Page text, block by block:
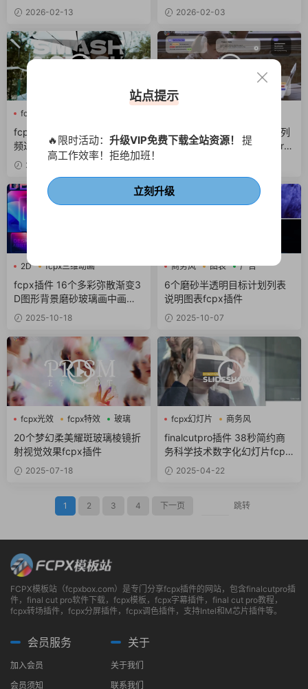
2026-02-13
px插件
2026-02-03
fcpx转场
fcpx转场 8组玻璃爆破碎片视
频过渡finalcutpro插件
2025-11-26
fcpx插件 6个语音笔记计划列
表动画UI弹窗界面finalcutpro
2D
fcpx三维动画
fcpx文字特效
fcpx插件 16个多彩弥散渐变3
D图形背景磨砂玻璃画中画场
景UI面板
2025-10-18
商务风 图表 广告
6个磨砂半透明目标计划列表
说明图表fcpx插件
2025-10-07
fcpx光效 fcpx特效 玻璃
20个梦幻柔美耀斑玻璃棱镜折
射视觉效果fcpx插件
2025-07-18
fcpx幻灯片
商务风
数字化
finalcutpro插件 38秒简约商
务科学技术数字化幻灯片fcpx
插件模板
2025-04-22
1 2 3 4 下一页 跳转
FCPX模板站（fcpxbox.com）是专门分享fcpx插件的网站，包含finalcutpro插
件，final cut pro软件下载，fcpx模板，fcpx字幕插件，final cut pro教程，
fcpx转场插件，fcpx分屏插件，fcpx调色插件，支持Intel和M芯片插件等。
会员服务
加入会员
会员须知
关于
关于我们
联系我们
站点提示
🔥限时活动： 升级VIP免费下载全站资源！ 提
高工作效率！拒绝加班！
立刻升级